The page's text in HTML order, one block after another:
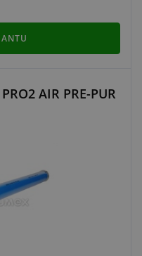
AIR PRE-PUR